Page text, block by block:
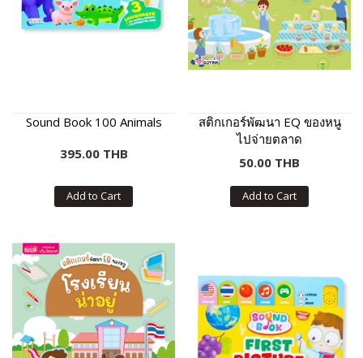
Sound Book 100 Animals
395.00 THB
Add to Cart
สติกเกอร์พัฒนา EQ ของหนู
ไปจ่ายตลาด
50.00 THB
Add to Cart